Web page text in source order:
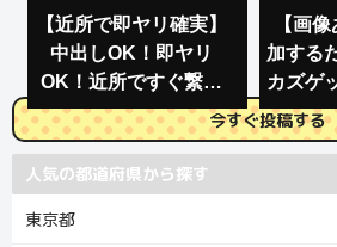
【近所で即ヤリ確実】
中出しOK！即ヤリ
OK！近所ですぐ繋が
る即ヤリアプリが有能
すぎたwww
【画
加する
カズゲ
グル
今すぐ投稿する
人気の都道府県から探す
東京都